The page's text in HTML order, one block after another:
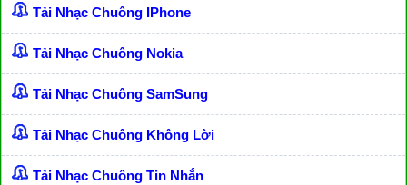
Tải Nhạc Chuông IPhone
Tải Nhạc Chuông Nokia
Tải Nhạc Chuông SamSung
Tải Nhạc Chuông Không Lời
Tải Nhạc Chuông Tin Nhắn